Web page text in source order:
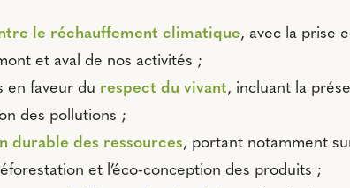
le réchauffement climatique, avec la prise
et aval de nos activités ;
en faveur du respect du vivant, incluant la
des pollutions ;
durable des ressources, portant notamment
et l’éco-conception des produits ;